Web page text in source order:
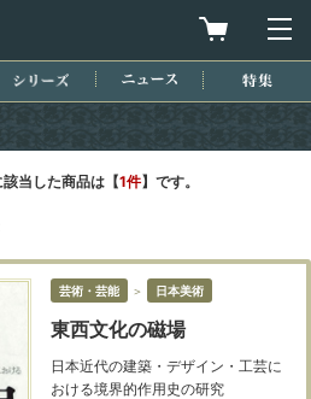
買物カゴを
報 シリーズ ニュース
該当した商品は【1件】です。
芸術・芸能 ＞ 日本美術
東西文化の磁場
日本近代の建築・デザイン・工芸に
おける境界的作用史の研究